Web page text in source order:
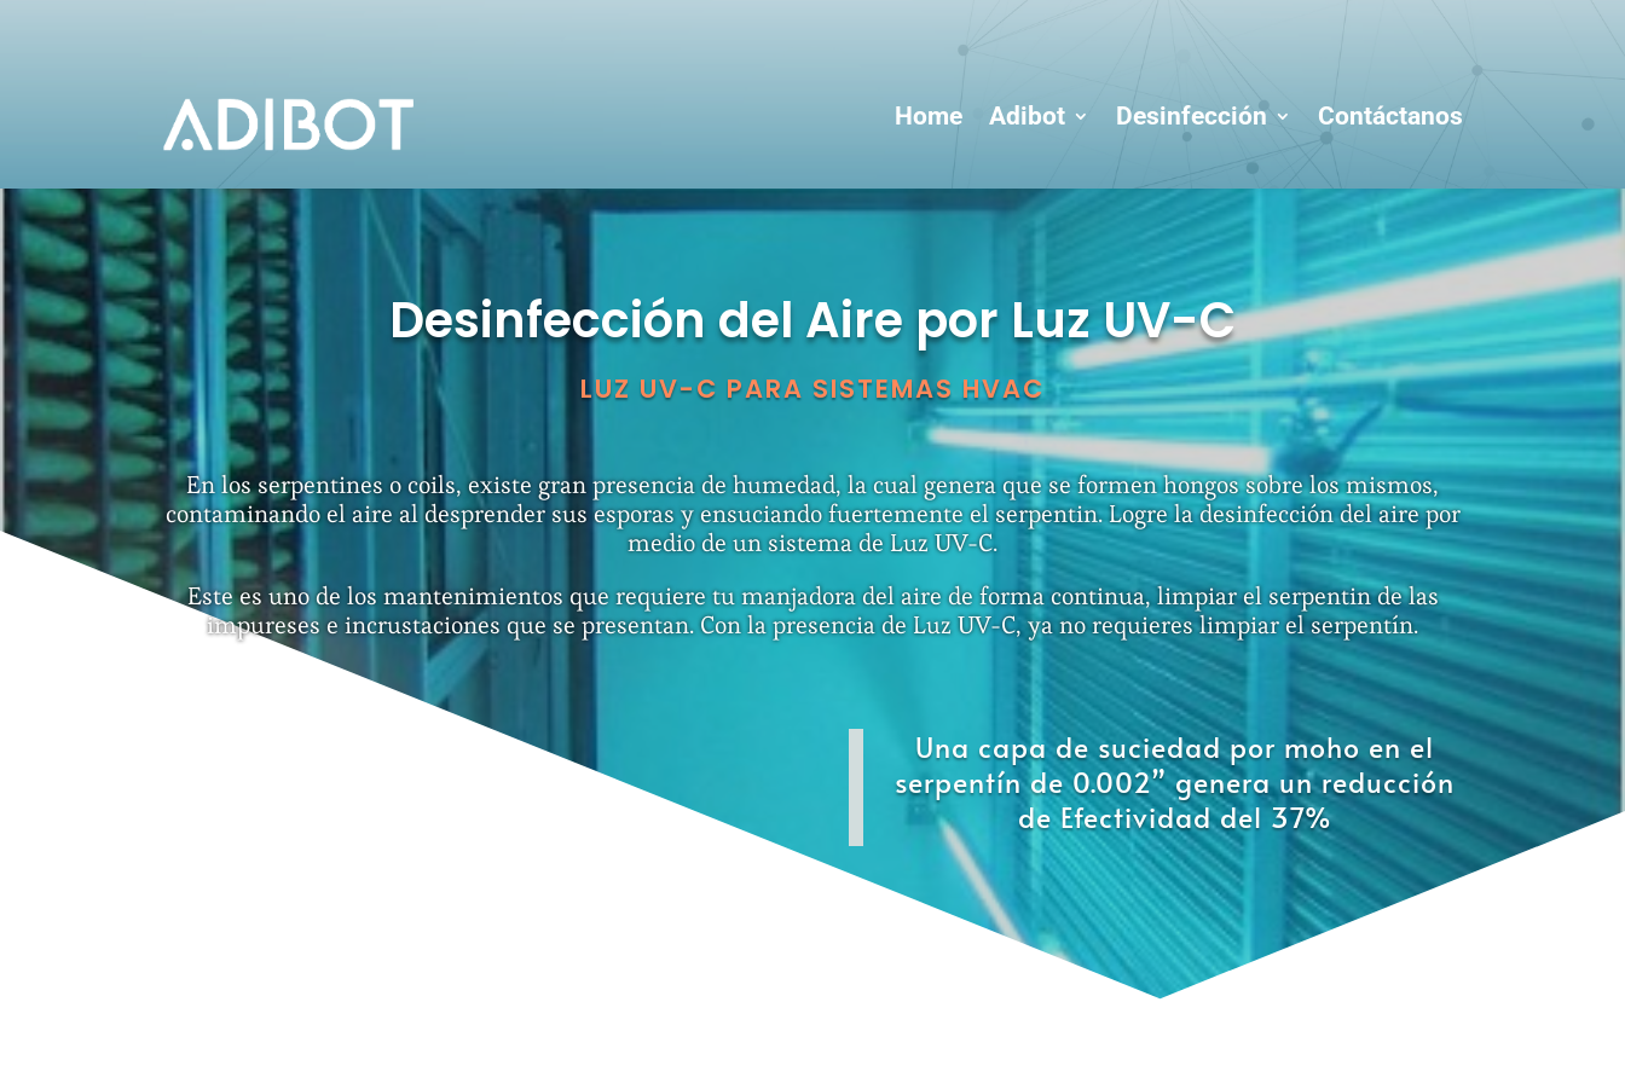
Home Adibot Desinfección Contáctanos
Desinfección del Aire por Luz UV-C
LUZ UV-C PARA SISTEMAS HVAC
En los serpentines o coils, existe gran presencia de humedad, la cual genera que se formen hongos sobre los mismos,
contaminando el aire al desprender sus esporas y ensuciando fuertemente el serpentin. Logre la desinfección del aire por
medio de un sistema de Luz UV-C.
Este es uno de los mantenimientos que requiere tu manjadora del aire de forma continua, limpiar el serpentin de las
impureses e incrustaciones que se presentan. Con la presencia de Luz UV-C, ya no requieres limpiar el serpentín.
Una capa de suciedad por moho en el
serpentín de 0.002” genera un reducción
de Efectividad del 37%